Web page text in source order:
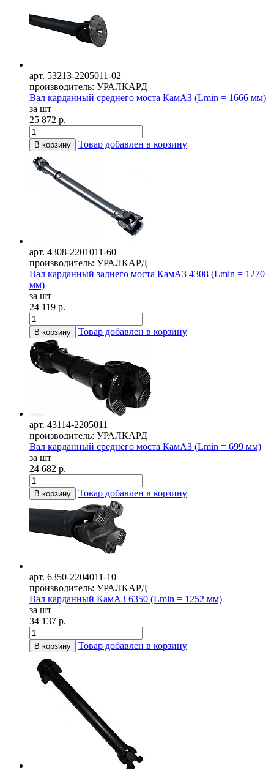
арт. 53213-2205011-02
производитель: УРАЛКАРД
Вал карданный среднего моста КамАЗ (Lmin = 1666 мм)
за шт
25 872 р.
В корзину Товар добавлен в корзину
арт. 4308-2201011-60
производитель: УРАЛКАРД
Вал карданный заднего моста КамАЗ 4308 (Lmin = 1270
мм)
за шт
24 119 р.
В корзину Товар добавлен в корзину
арт. 43114-2205011
производитель: УРАЛКАРД
Вал карданный среднего моста КамАЗ (Lmin = 699 мм)
за шт
24 682 р.
В корзину Товар добавлен в корзину
арт. 6350-2204011-10
производитель: УРАЛКАРД
Вал карданный КамАЗ 6350 (Lmin = 1252 мм)
за шт
34 137 р.
В корзину Товар добавлен в корзину